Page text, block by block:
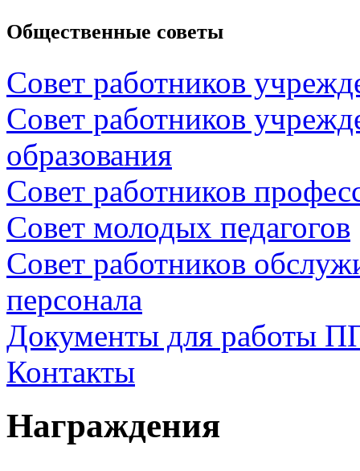
Общественные советы
Совет работников
Совет работников
образования
Совет работников
Совет молодых педагогов
Совет работников
персонала
Документы для работы
Контакты
Награждения